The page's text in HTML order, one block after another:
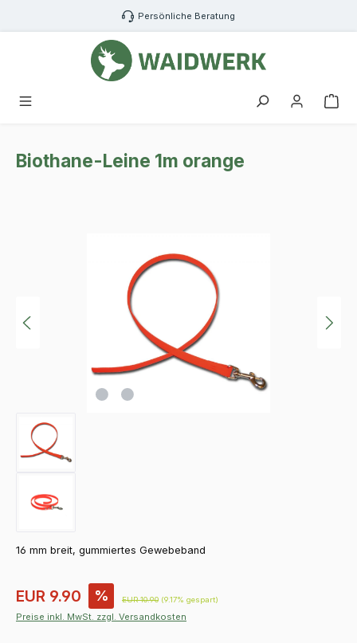
Zum Hauptinhalt springen Persönliche Beratung
Biothane-Leine 1m orange
16 mm breit, gummiertes Gewebeband
Verkaufspreis:
EUR 9.90 % Regulärer Preis:
EUR 10.90 (9.17% gespart)
Preise inkl. MwSt. zzgl. Versandkosten